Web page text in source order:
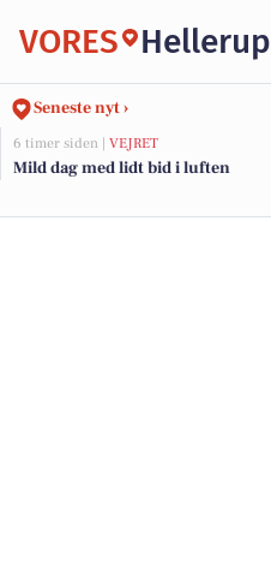
VORES Hellerup
Seneste nyt ›
6 timer siden | VEJRET
Mild dag med lidt bid i luften